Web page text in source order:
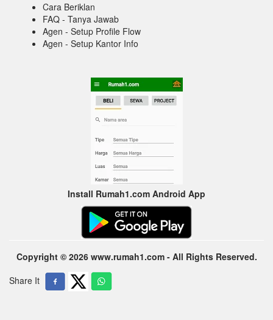
Cara Beriklan
FAQ - Tanya Jawab
Agen - Setup Profile Flow
Agen - Setup Kantor Info
Install Rumah1.com Android App
Copyright © 2026 www.rumah1.com - All Rights Reserved.
Share It